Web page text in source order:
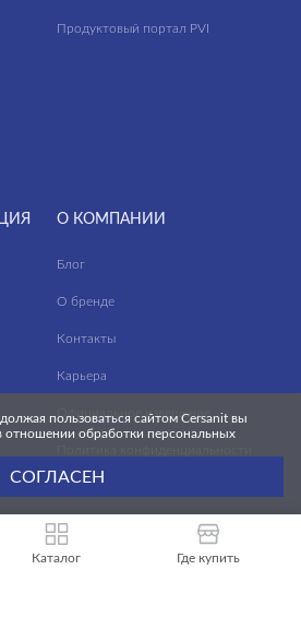
Продуктовый портал PVI
О КОМПАНИИ
Блог
О бренде
Контакты
Карьера
Официальное извещение
пользоваться сайтом Cersanit вы
отношении обработки персональных
СОГЛАСЕН
Каталог Где купить